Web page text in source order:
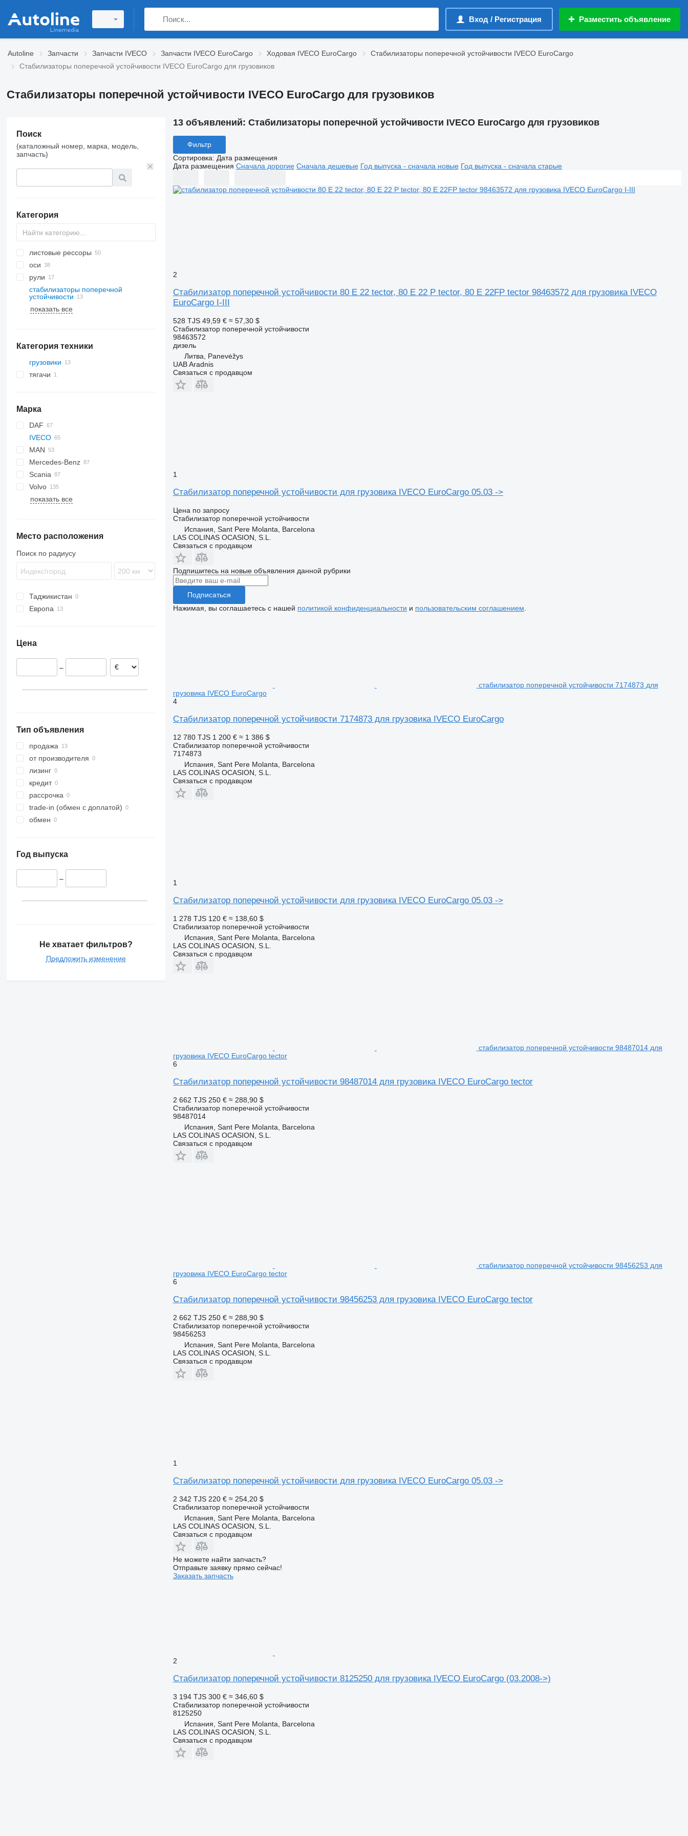
Вход / Регистрация Разместить объявление
Autoline Запчасти Запчасти IVECO Запчасти IVECO EuroCargo Ходовая IVECO EuroCargo
Стабилизаторы поперечной устойчивости IVECO EuroCargo
Стабилизаторы поперечной устойчивости IVECO EuroCargo для грузовиков
Стабилизаторы поперечной устойчивости IVECO EuroCargo для грузовиков
Поиск
(каталожный номер, марка, модель,
запчасть)
Категория
листовые рессоры
оси
рули
стабилизаторы поперечной
устойчивости
показать все
Категория техники
грузовики
тягачи
Марка
DAF
CF
LF
XF
XG
F-MAX
IVECO
Daily
EuroCargo
EuroStar
Eurotech
Eurotrakker
MAN
L2000
LE
TGA
TGL
TGX
Mercedes-Benz
A-Class
Actros
Antos
Axor
Canter
Atleon
Cabstar
Magnum
Mascott
Midliner
Scania
R-series
Volvo
FE
FM
G-series
L-series
показать все
Место расположения
Поиск по радиусу
Таджикистан
Европа
Цена
–
Тип объявления
продажа
от производителя
лизинг
кредит
рассрочка
trade-in (обмен с доплатой)
обмен
Год выпуска
–
Не хватает фильтров?
Предложить изменение
13 объявлений: Стабилизаторы поперечной устойчивости IVECO EuroCargo для грузовиков
Фильтр
Сортировка: Дата размещения
Дата размещения Сначала дорогие Сначала дешевые Год выпуска - сначала новые Год выпуска - сначала старые
2
Стабилизатор поперечной устойчивости 80 E 22 tector, 80 E 22 P tector, 80 E 22FP tector 98463572 для грузовика IVECO
EuroCargo I-III
528 TJS 49,59 € ≈ 57,30 $
Стабилизатор поперечной устойчивости
98463572
дизель
Литва, Panevėžys
UAB Aradnis
Связаться с продавцом
1
Стабилизатор поперечной устойчивости для грузовика IVECO EuroCargo 05.03 ->
Цена по запросу
Стабилизатор поперечной устойчивости
Испания, Sant Pere Molanta, Barcelona
LAS COLINAS OCASION, S.L.
Связаться с продавцом
Подпишитесь на новые объявления данной рубрики
Подписаться
Нажимая, вы соглашаетесь с нашей политикой конфиденциальности и пользовательским соглашением
стабилизатор поперечной устойчивости 7174873 для
грузовика IVECO EuroCargo
4
Стабилизатор поперечной устойчивости 7174873 для грузовика IVECO EuroCargo
12 780 TJS 1 200 € ≈ 1 386 $
Стабилизатор поперечной устойчивости
7174873
Испания, Sant Pere Molanta, Barcelona
LAS COLINAS OCASION, S.L.
Связаться с продавцом
1
Стабилизатор поперечной устойчивости для грузовика IVECO EuroCargo 05.03 ->
1 278 TJS 120 € ≈ 138,60 $
Стабилизатор поперечной устойчивости
Испания, Sant Pere Molanta, Barcelona
LAS COLINAS OCASION, S.L.
Связаться с продавцом
стабилизатор поперечной устойчивости 98487014 для
грузовика IVECO EuroCargo tector
6
Стабилизатор поперечной устойчивости 98487014 для грузовика IVECO EuroCargo tector
2 662 TJS 250 € ≈ 288,90 $
Стабилизатор поперечной устойчивости
98487014
Испания, Sant Pere Molanta, Barcelona
LAS COLINAS OCASION, S.L.
Связаться с продавцом
стабилизатор поперечной устойчивости 98456253 для
грузовика IVECO EuroCargo tector
6
Стабилизатор поперечной устойчивости 98456253 для грузовика IVECO EuroCargo tector
2 662 TJS 250 € ≈ 288,90 $
Стабилизатор поперечной устойчивости
98456253
Испания, Sant Pere Molanta, Barcelona
LAS COLINAS OCASION, S.L.
Связаться с продавцом
1
Стабилизатор поперечной устойчивости для грузовика IVECO EuroCargo 05.03 ->
2 342 TJS 220 € ≈ 254,20 $
Стабилизатор поперечной устойчивости
Испания, Sant Pere Molanta, Barcelona
LAS COLINAS OCASION, S.L.
Связаться с продавцом
Не можете найти запчасть?
Отправьте заявку прямо сейчас!
Заказать запчасть
2
Стабилизатор поперечной устойчивости 8125250 для грузовика IVECO EuroCargo (03.2008->)
3 194 TJS 300 € ≈ 346,60 $
Стабилизатор поперечной устойчивости
8125250
Испания, Sant Pere Molanta, Barcelona
LAS COLINAS OCASION, S.L.
Связаться с продавцом